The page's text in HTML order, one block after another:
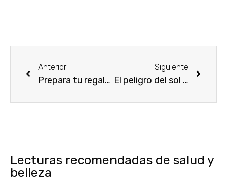
Anterior
Prepara tu regalo para el día de la madre
Siguiente
El peligro del sol para un cabello seco
Lecturas recomendadas de salud y
belleza